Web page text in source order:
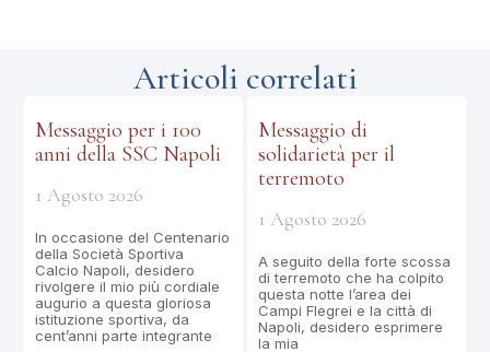
Articoli correlati
Messaggio per i 100
anni della SSC Napoli
1 Agosto 2026
In occasione del Centenario
della Società Sportiva
Calcio Napoli, desidero
rivolgere il mio più cordiale
augurio a questa gloriosa
istituzione sportiva, da
cent’anni parte integrante
Messaggio di
solidarietà per il
terremoto
1 Agosto 2026
A seguito della forte scossa
di terremoto che ha colpito
questa notte l’area dei
Campi Flegrei e la città di
Napoli, desidero esprimere
la mia